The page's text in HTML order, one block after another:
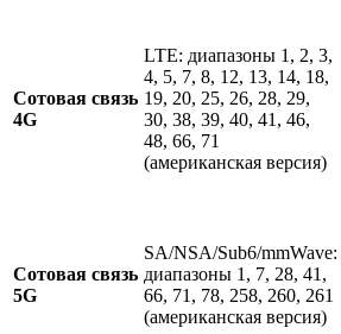
Сотовая связь
4G
LTE: диапазоны 1, 2, 3,
4, 5, 7, 8, 12, 13, 14, 18,
19, 20, 25, 26, 28, 29,
30, 38, 39, 40, 41, 46,
48, 66, 71
(американская версия)
Сотовая связь
5G
SA/NSA/Sub6/mmWave:
диапазоны 1, 7, 28, 41,
66, 71, 78, 258, 260, 261
(американская версия)